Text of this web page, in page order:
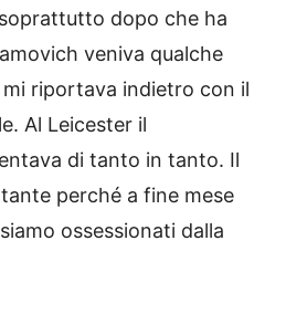
dopo che ha
veniva qualche
riportava indietro con il
Al Leicester il
di tanto in tanto. Il
perché a fine mese
ossessionati dalla